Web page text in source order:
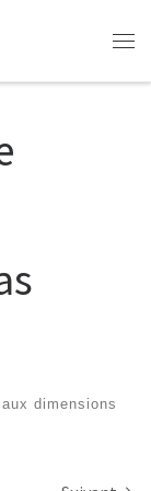
aux dimensions